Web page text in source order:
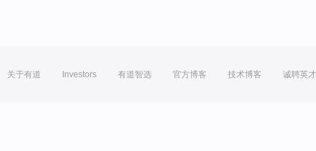
关于有道 Investors 有道智选 官方博客 技术博客 诚聘英才